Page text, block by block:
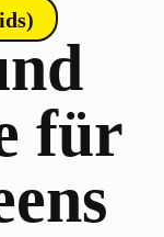
für